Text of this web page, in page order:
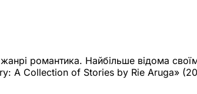
романтика. Найбільше відома
A Collection of Stories by Rie Aruga»